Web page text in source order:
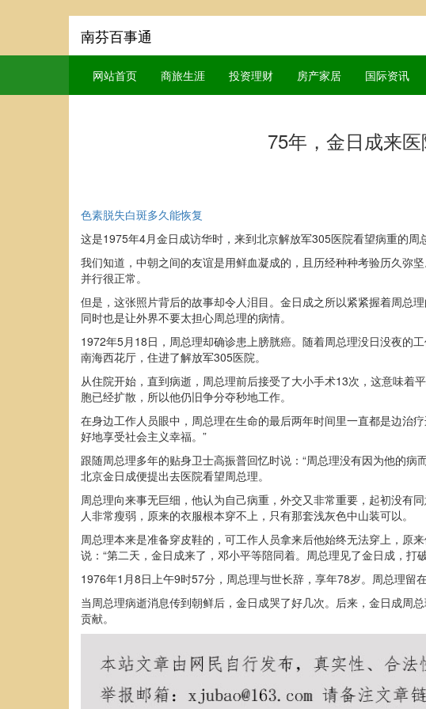
南芬百事通
网站首页 商旅生涯 投资理财 房产家居 国际资讯
75年，金日成来
色素脱失白斑多久能恢复
这是1975年4月金日成访华时，来到北京解放军305医院看望病重的
我们知道，中朝之间的友谊是用鲜血凝成的，且历经种种考验历久弥
并行很正常。
但是，这张照片背后的故事却令人泪目。金日成之所以紧紧握着周总
同时也是让外界不要太担心周总理的病情。
1972年5月18日，周总理却确诊患上膀胱癌。随着周总理没日没夜的
南海西花厅，住进了解放军305医院。
从住院开始，直到病逝，周总理前后接受了大小手术13次，这意味着
胞已经扩散，所以他仍旧争分夺秒地工作。
在身边工作人员眼中，周总理在生命的最后两年时间里一直都是边治
好地享受社会主义幸福。”
跟随周总理多年的贴身卫士高振普回忆时说：“周总理没有因为他的
北京金日成便提出去医院看望周总理。
周总理向来事无巨细，他认为自己病重，外交又非常重要，起初没有
人非常瘦弱，原来的衣服根本穿不上，只有那套浅灰色中山装可以。
周总理本来是准备穿皮鞋的，可工作人员拿来后他始终无法穿上，原
说：“第二天，金日成来了，邓小平等陪同着。周总理见了金日成，
1976年1月8日上午9时57分，周总理与世长辞，享年78岁。周总理
当周总理病逝消息传到朝鲜后，金日成哭了好几次。后来，金日成周
贡献。